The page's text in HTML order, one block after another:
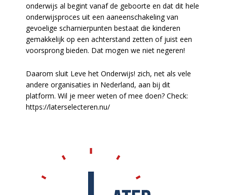
onderwijs al begint vanaf de geboorte en dat dit hele
onderwijsproces uit een aaneenschakeling van
gevoelige scharnierpunten bestaat die kinderen
gemakkelijk op een achterstand zetten of juist een
voorsprong bieden. Dat mogen we niet negeren!
Daarom sluit Leve het Onderwijs! zich, net als vele
andere organisaties in Nederland, aan bij dit
platform. Wil je meer weten of mee doen? Check:
https://laterselecteren.nu/